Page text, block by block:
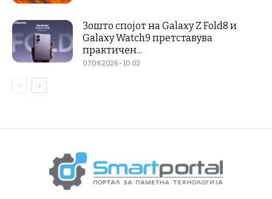
Зошто спојот на Galaxy Z Fold8 и
Galaxy Watch9 претставува
практичен...
07.08.2026 - 10:02